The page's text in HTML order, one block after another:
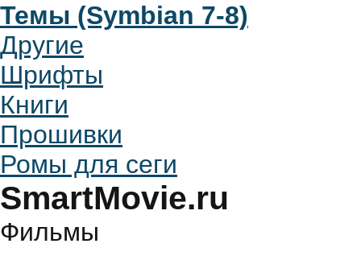
Темы (Symbian 7-8)
Другие
Шрифты
Книги
Прошивки
Ромы для сеги
SmartMovie.ru
Фильмы